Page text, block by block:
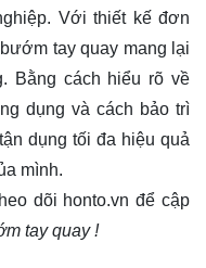
Với thiết kế đơn
tay quay mang lại
Bằng cách hiểu rõ về
dụng và cách bảo trì
dụng tối đa hiệu quả
mình.
dõi honto.vn để cập
tay quay !